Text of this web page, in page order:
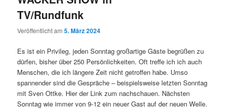
TV/Rundfunk
Veröffentlicht am5. März 2024
Es ist ein Privileg, jeden Sonntag großartige Gäste begrüßen zu
dürfen, bisher über 250 Persönlichkeiten. Oft treffe ich ich auch
Menschen, die ich längere Zeit nicht getroffen habe. Umso
spannender sind die Gespräche – beispielsweise letzten Sonntag
mit Sven Ottke. Hier der Link zum nachschauen. Nächsten
Sonntag wie immer von 9-12 ein neuer Gast auf der neuen Welle.